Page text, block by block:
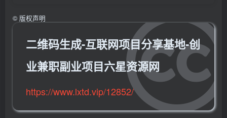
© 版权声明
二维码生成-互联网项目分享基地-创
业兼职副业项目六星资源网
https://www.lxtd.vip/12852/